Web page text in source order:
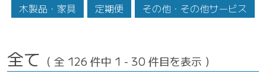
木製品・家具
定期便 その他・その他サービス
全て （ 全 126 件中 1 - 30 件目を表示 ）